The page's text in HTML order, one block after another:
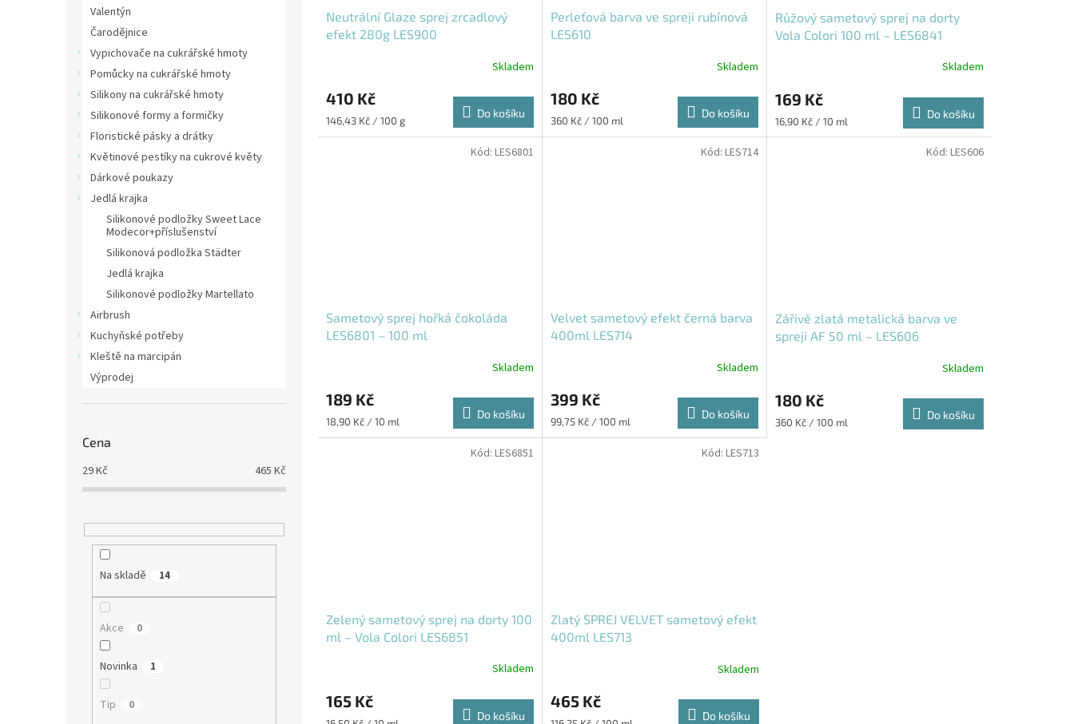
Valentýn
Čarodějnice
Vypichovače na cukrářské hmoty
Pomůcky na cukrářské hmoty
Silikony na cukrářské hmoty
Silikonové formy a formičky
Floristické pásky a drátky
Květinové pestíky na cukrové květy
Dárkové poukazy
Jedlá krajka
Silikonové podložky Sweet Lace
Modecor+příslušenství
Silikonová podložka Städter
Jedlá krajka
Silikonové podložky Martellato
Airbrush
Kuchyňské potřeby
Kleště na marcipán
Výprodej
Cena
29Kč 465 Kč
Na skladě 14
Akce 0
Novinka 1
Tip 0
Neutrální Glaze sprej zrcadlový
efekt 280g LES900
Skladem
410 Kč
Měrná
cena:
146,43 Kč / 100 g
Do košíku
Perleťová barva ve spreji rubínová
LES610
Skladem
180 Kč
Měrná
cena:
360 Kč / 100 ml
Do košíku
Růžový sametový sprej na dorty
Vola Colori 100 ml – LES6841
Skladem
169 Kč
Měrná
cena:
16,90 Kč / 10 ml
Do košíku
Sametový sprej hořká čokoláda
LES6801 – 100 ml
Skladem
189 Kč
Měrná
cena:
18,90 Kč / 10 ml
Do košíku
Kód: LES6801
Velvet sametový efekt černá barva
400ml LES714
Skladem
399 Kč
Měrná
cena:
99,75 Kč / 100 ml
Do košíku
Kód: LES714
Zářivě zlatá metalická barva ve
spreji AF 50 ml – LES606
Skladem
180 Kč
Měrná
360 Kč / 100 ml
Do košíku
Kód: LES606
Zelený sametový sprej na dorty 100
ml – Vola Colori LES6851
Skladem
165 Kč
Do košíku
Kód: LES6851
Zlatý SPREJ VELVET sametový efekt
400ml LES713
Skladem
465 Kč
Do košíku
Kód: LES713